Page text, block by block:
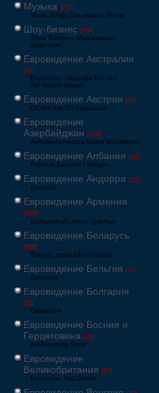
Музыка [257]
Music Songs Поп-музыка Песни
Шоу-бизнес [564]
Show Business Музыкальная
индустрия
Евровидение Австралия
[17]
Eurovision – Australia Decides
Австралия решает
Евровидение Австрия [24]
Ö3-Wecker Ö3 Будильник
Евровидение
Азербайджан [549]
Avrovijn Avroviziya Mahnı Müsabiqəsi
Евровидение Албания [32]
Festivali Evropian i Këngës
Евровидение Андорра [15]
Eurovisió
Евровидение Армения
[228]
Եվրատեսիլ երգի մրցույթ
Евровидение Беларусь
[600]
Конкурс песні Еўрабачанне
Евровидение Бельгия [24]
Eurosong
Евровидение Болгария
[26]
Евровизия
Евровидение Босния и
Герцеговина [21]
BH Eurosong Show
Евровидение
Великобритания [67]
Eurovision: You Decide